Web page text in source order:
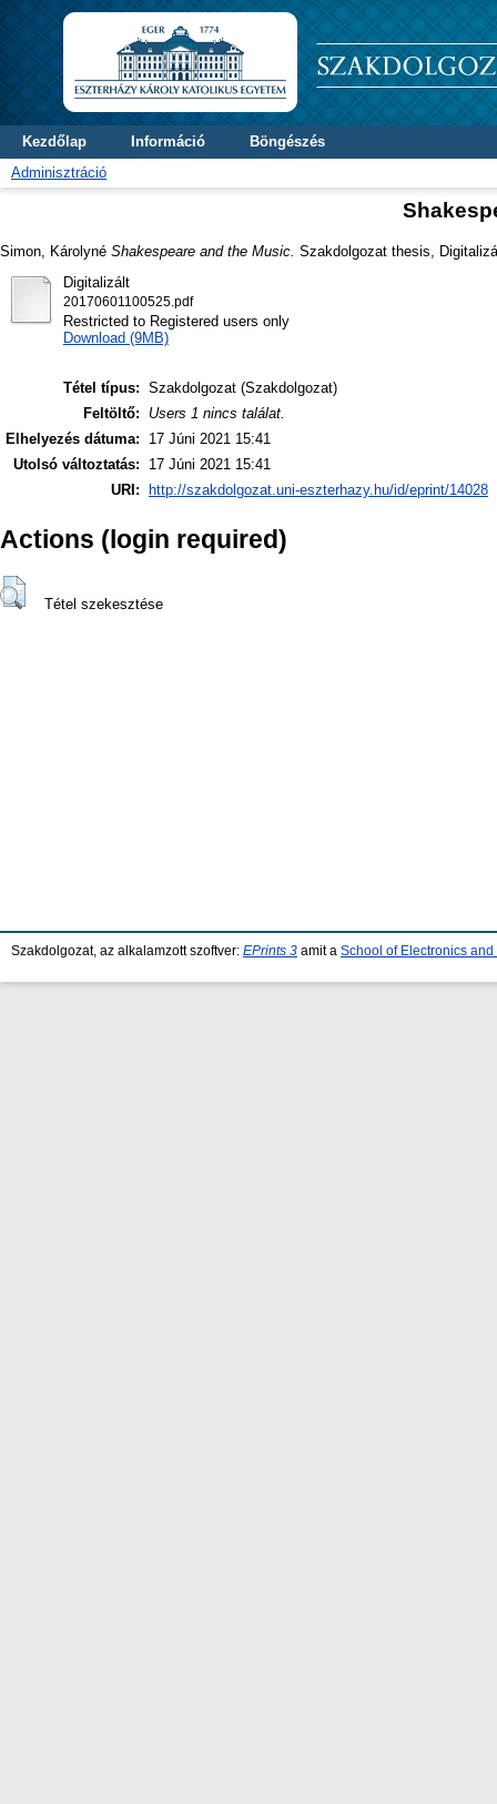
Kezdőlap Információ
Böngészés
Adminisztráció
Simon, Károlyné Shakespeare and the Music. Szakdolgozat thesis,
Digitalizált
20170601100525.pdf
Restricted to Registered users only
Download (9MB)
Tétel típus: Szakdolgozat (Szakdolgozat)
Feltöltő:
Users 1 nincs találat.
Elhelyezés dátuma:
17 Júni 2021 15:41
Utolsó változtatás:
17 Júni 2021 15:41
URI:
http://szakdolgozat.uni-eszterhazy.hu/id/eprint/14028
Actions (login required)
Tétel szekesztése
Szakdolgozat, az alkalamzott szoftver: EPrints 3 amit a School of Electronics